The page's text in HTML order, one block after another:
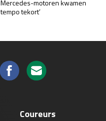
Mercedes-motoren kwamen
tempo tekort’
Coureurs